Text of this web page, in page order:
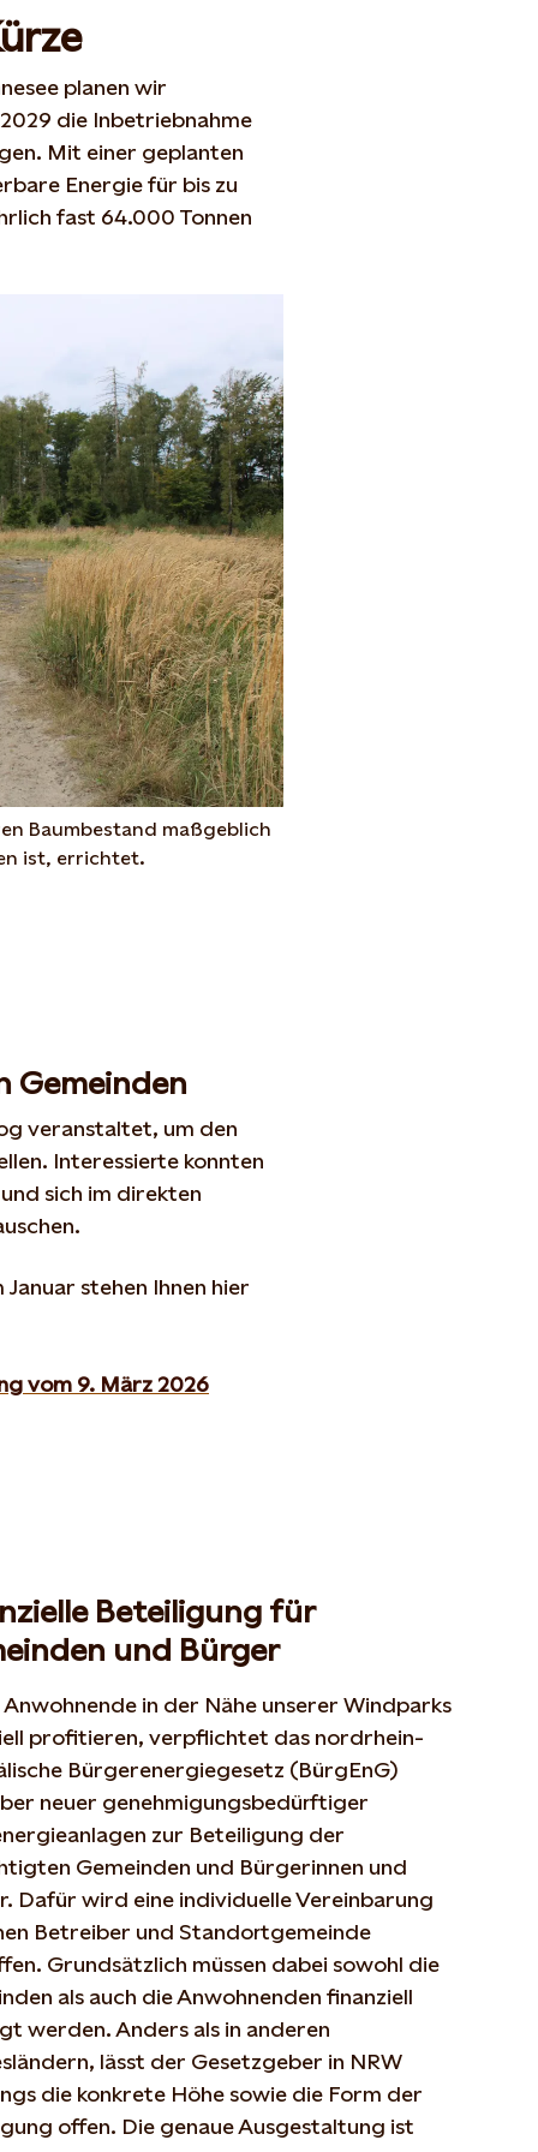
planen wir
2029 die Inbetriebnahme
Mit einer geplanten
Energie für bis zu
fast 64.000 Tonnen
Baumbestand maßgeblich
ist, errichtet.
Gemeinden
veranstaltet, um den
Interessierte konnten
sich im direkten
stehen Ihnen hier
vom 9. März 2026
Beteiligung für
und Bürger
in der Nähe unserer Windparks
profitieren, verpflichtet das nordrhein-
Bürgerenergiegesetz (BürgEnG)
neuer genehmigungsbedürftiger
zur Beteiligung der
Gemeinden und Bürgerinnen und
Dafür wird eine individuelle Vereinbarung
Betreiber und Standortgemeinde
Grundsätzlich müssen dabei sowohl die
als auch die Anwohnenden finanziell
werden. Anders als in anderen
lässt der Gesetzgeber in NRW
die konkrete Höhe sowie die Form der
offen. Die genaue Ausgestaltung ist